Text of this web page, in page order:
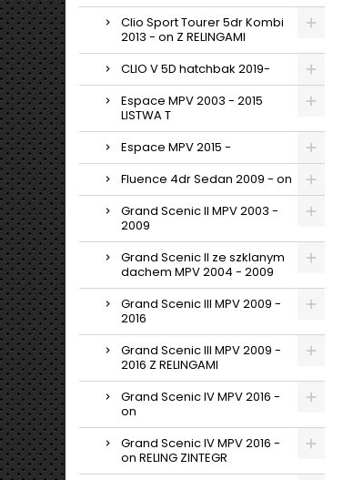
Clio Sport Tourer 5dr Kombi
2013 - on Z RELINGAMI
CLIO V 5D hatchbak 2019-
Espace MPV 2003 - 2015
LISTWA T
Espace MPV 2015 -
Fluence 4dr Sedan 2009 - on
Grand Scenic II MPV 2003 -
2009
Grand Scenic II ze szklanym
dachem MPV 2004 - 2009
Grand Scenic III MPV 2009 -
2016
Grand Scenic III MPV 2009 -
2016 Z RELINGAMI
Grand Scenic IV MPV 2016 -
on
Grand Scenic IV MPV 2016 -
on RELING ZINTEGR